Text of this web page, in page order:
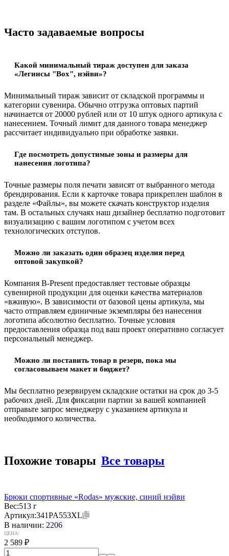
Часто задаваемые вопросы
Какой минимальный тираж доступен для заказа
«Легинсы "Box", нэйви»?
Минимальный тираж зависит от складской программы и
категории сувенира. Обычно отгрузка оптовых партий
начинается от 20000 рублей или от 10 штук одного артикула с
нанесением. Точный лимит для данного товара менеджер
рассчитает индивидуально при обработке заявки.
Где посмотреть допустимые зоны и размеры для
нанесения логотипа?
Точные размеры поля печати зависят от выбранного метода
брендирования. Если к карточке товара прикреплен шаблон в
разделе «Файлы», вы можете скачать конструктор изделия
там. В остальных случаях наш дизайнер бесплатно подготовит
визуализацию с вашим логотипом с учетом всех
технологических отступов.
Можно ли заказать один образец изделия перед
оптовой закупкой?
Компания B-Present предоставляет тестовые образцы
сувенирной продукции для оценки качества материалов
«вживую». В зависимости от базовой цены артикула, мы
часто отправляем единичные экземпляры без нанесения
логотипа абсолютно бесплатно. Точные условия
предоставления образца под ваш проект оперативно согласует
персональный менеджер.
Можно ли поставить товар в резерв, пока мы
согласовываем макет и бюджет?
Мы бесплатно резервируем складские остатки на срок до 3-5
рабочих дней. Для фиксации партии за вашей компанией
отправьте запрос менеджеру с указанием артикула и
необходимого количества.
Похожие товары Все товары
Брюки спортивные «Rodas» мужские, синий нэйви
Вес:513 г
Артикул:341PA553XL
В наличии: 2206
ЦЕНА:
2 589 ₽